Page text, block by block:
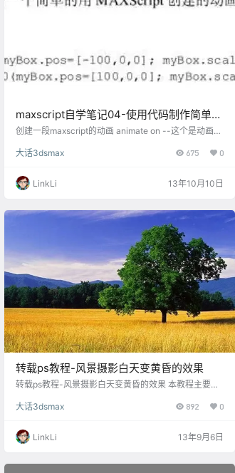
maxscript自学笔记04-使用代码制作简单动
画教程
创建一段maxscript的动画 ​animate on --这个是动画的
mybox=box() animate on ( at time 0(mybox.pos=[0,
[1000,0,0];mybox.scale=[2,2,5];…
大话3dsmax 675 0
LinkLi 13年10月10日
转载ps教程-风景摄影白天变黄昏的效果
转载ps教程-风景摄影白天变黄昏的效果 本教程主要用
拍的片子,非常的漂亮,喜欢的朋友可以来学习一下. 原
饱和度”，设置： 在调整层的蒙板上拉一个黑白渐变
2、建立一个调整层“色相/饱和度”，设置 3、建立调整
度”，设置 5、合并可见…
大话3dsmax 892 0
LinkLi 13年9月6日